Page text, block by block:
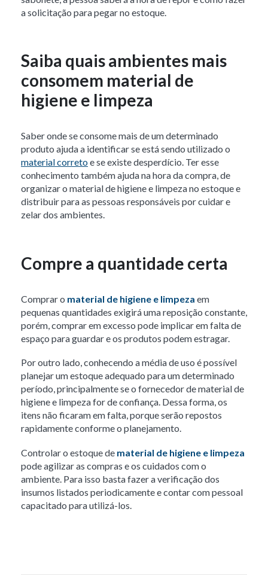
a solicitação para pegar no estoque.
Saiba quais ambientes mais
consomem material de
higiene e limpeza
Saber onde se consome mais de um determinado
produto ajuda a identificar se está sendo utilizado o
material corretoe se existe desperdício. Ter esse
conhecimento também ajuda na hora da compra, de
organizar o material de higiene e limpeza no estoque e
distribuir para as pessoas responsáveis por cuidar e
zelar dos ambientes.
Compre a quantidade certa
Comprar o material de higiene e limpeza em
pequenas quantidades exigirá uma reposição constante,
porém, comprar em excesso pode implicar em falta de
espaço para guardar e os produtos podem estragar.
Por outro lado, conhecendo a média de uso é possível
planejar um estoque adequado para um determinado
período, principalmente se o fornecedor de material de
higiene e limpeza for de confiança. Dessa forma, os
itens não ficaram em falta, porque serão repostos
rapidamente conforme o planejamento.
Controlar o estoque de material de higiene e limpeza
pode agilizar as compras e os cuidados com o
ambiente. Para isso basta fazer a verificação dos
insumos listados periodicamente e contar com pessoal
capacitado para utilizá-los.